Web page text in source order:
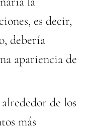
es decir,
debería
apariencia de
de los
más